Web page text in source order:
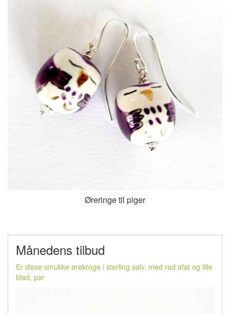
Øreringe til piger
Månedens tilbud
Er disse smukke ørekroge i sterling sølv, med rød afat og lille
blad, par